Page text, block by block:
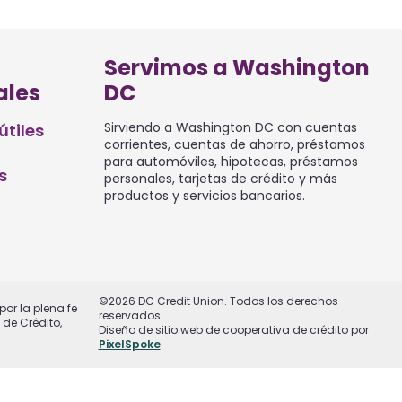
Servimos a Washington
DC
Sirviendo a Washington DC con cuentas
corrientes, cuentas de ahorro, préstamos
para automóviles, hipotecas, préstamos
personales, tarjetas de crédito y más
productos y servicios bancarios.
la plena fe
Crédito,
©2026 DC Credit Union. Todos los derechos
reservados.
Diseño de sitio web de cooperativa de crédito por
PixelSpoke.